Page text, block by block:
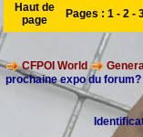
Haut de
page
Pages : 1 - 2 -
CFPOI World
prochaine expo du forum?